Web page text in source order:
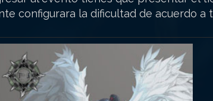
configurara la dificultad de acuerdo a